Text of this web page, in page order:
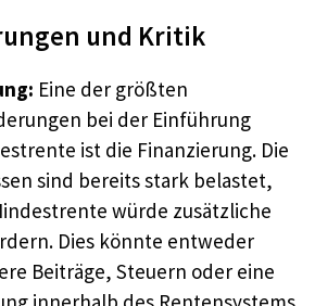
und Kritik
Eine der größten
bei der Einführung
ist die Finanzierung. Die
sind bereits stark belastet,
würde zusätzliche
Dies könnte entweder
Beiträge, Steuern oder eine